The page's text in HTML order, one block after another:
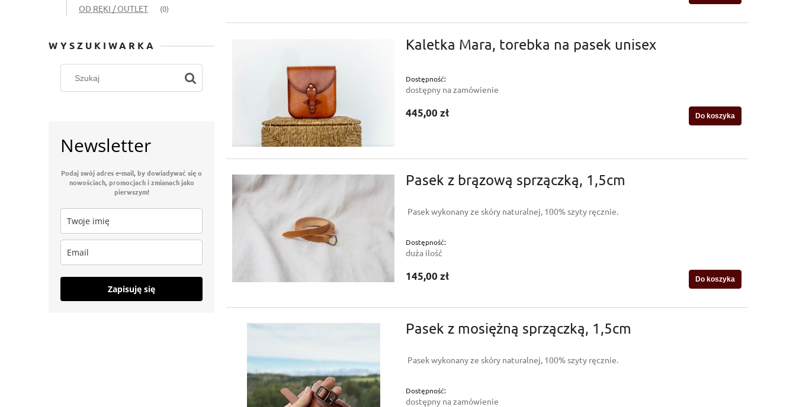
OD RĘKI / OUTLET (0)
WYSZUKIWARKA
Newsletter
Podaj swój adres e-mail, by dowiadywać się o
nowościach, promocjach i zmianach jako
pierwszym!
Zapisuję się
Kaletka Mara, torebka na pasek unisex
Dostępność:
dostępny na zamówienie
445,00 zł Do koszyka
Pasek z brązową sprzączką, 1,5cm
Pasek wykonany ze skóry naturalnej, 100% szyty ręcznie.
Dostępność:
duża ilość
145,00 zł Do koszyka
Pasek z mosiężną sprzączką, 1,5cm
Pasek wykonany ze skóry naturalnej, 100% szyty ręcznie.
Dostępność:
dostępny na zamówienie